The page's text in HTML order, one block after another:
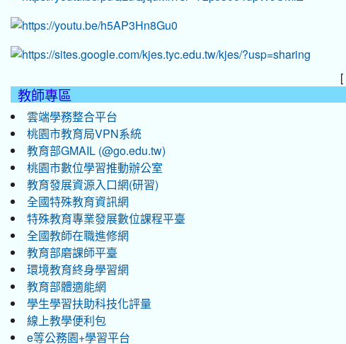
[
教師專區
雲端學務整合平台
桃園市教育局VPN系統
教育部GMAIL (@go.edu.tw)
桃園市數位學習推動辦公室
教育發展資源入口網(研習)
全國特殊教育資訊網
特殊教育專業發展數位課程平臺
全國教師在職進修網
教育部磨課師平臺
環境教育終身學習網
教育部體適能網
學生學習扶助科技化評量
線上教學便利包
e等公務園+學習平台